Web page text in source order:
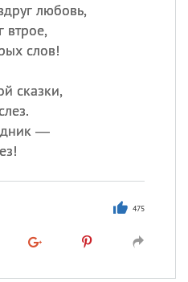
любовь,
втрое,
слов!
сказки,
—
475